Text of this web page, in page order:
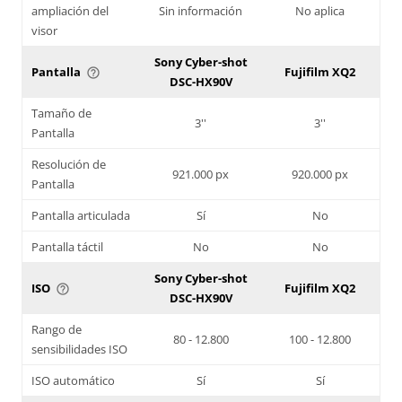
ampliación del
visor
Sin información No aplica
Pantalla help_outline
Sony Cyber-shot
DSC-HX90V
Fujifilm XQ2
Tamaño de
Pantalla
3'' 3''
Resolución de
Pantalla
921.000 px 920.000 px
Pantalla articulada Sí
No
Pantalla táctil
No No
ISO help_outline
Sony Cyber-shot
DSC-HX90V
Fujifilm XQ2
Rango de
sensibilidades ISO
80 - 12.800 100 - 12.800
ISO automático Sí Sí